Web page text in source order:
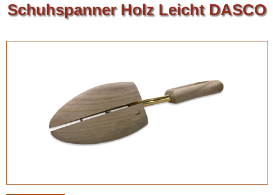
Schuhspanner Holz Leicht DASCO